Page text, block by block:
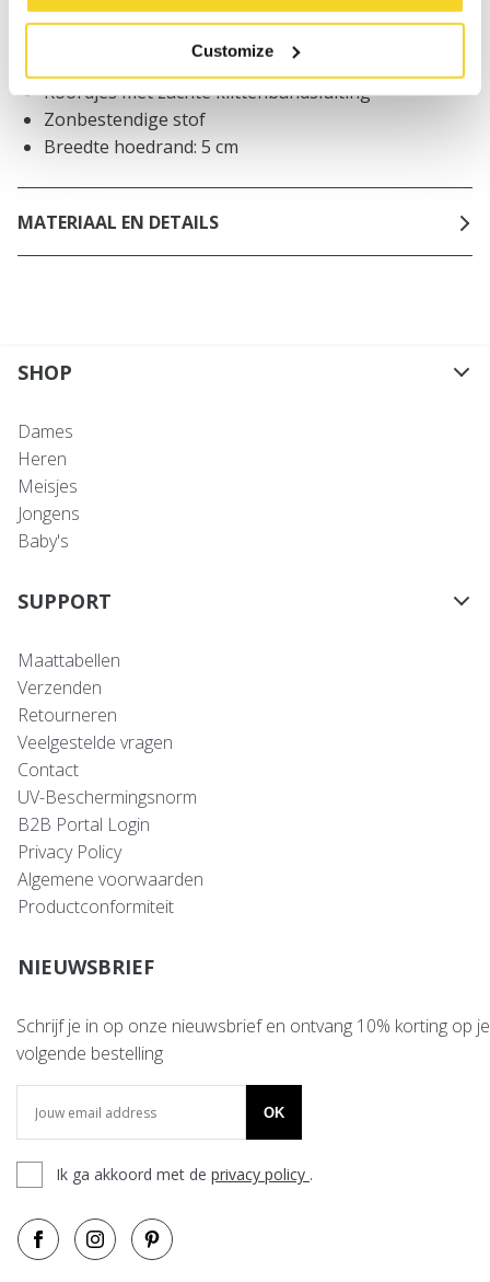
Customize
Buckethat voor babys
Koordjes met zachte klittenbandsluiting
Zonbestendige stof
Breedte hoedrand: 5 cm
MATERIAAL EN DETAILS
SHOP
Dames
Heren
Meisjes
Jongens
Baby's
SUPPORT
Maattabellen
Verzenden
Retourneren
Veelgestelde vragen
Contact
UV-Beschermingsnorm
B2B Portal Login
Privacy Policy
Algemene voorwaarden
Productconformiteit
NIEUWSBRIEF
Schrijf je in op onze nieuwsbrief en ontvang 10% korting op je
volgende bestelling
OK
Ik ga akkoord met de privacy policy .